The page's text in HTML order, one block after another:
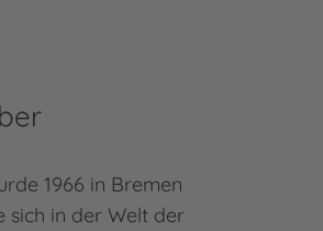
1966 in Bremen
sich in der Welt der